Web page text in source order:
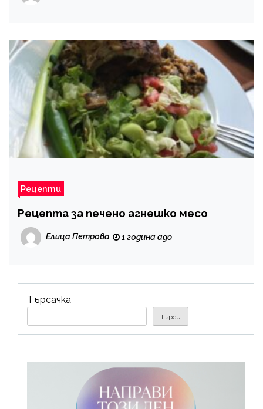
Рецепти
Рецепта за печено агнешко месо
Елица Петрова 1 година ago
Търсачка
Търси